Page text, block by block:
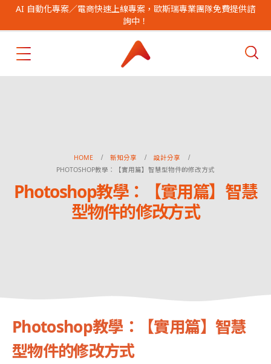
AI 自動化專案／電商快速上線專案，歐斯瑞專業團隊免費提供諮
詢中！
HOME 新知分享
設計分享
PHOTOSHOP教學：【實用篇】智慧型物件的修改方式
Photoshop教學：【實用篇】智慧
型物件的修改方式
Photoshop教學：【實用篇】智慧
型物件的修改方式